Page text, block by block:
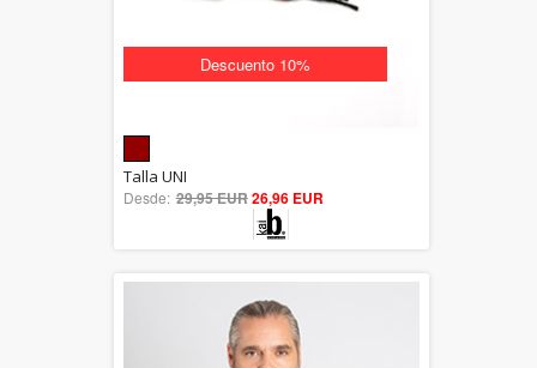
Descuento 10%
out of 5
Talla UNI
Desde: 29,95 EUR26,96 EUR